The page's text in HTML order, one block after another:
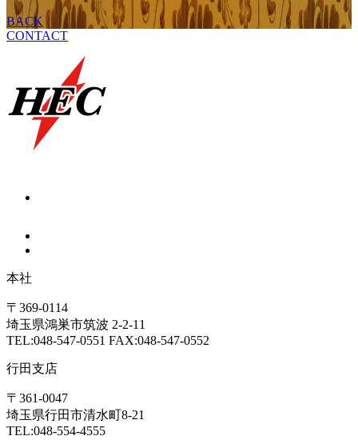
BACK
CONTACT
本社
〒369-0114
埼玉県鴻巣市筑波 2-2-11
TEL:048-547-0551 FAX:048-547-0552
行田支店
〒361-0047
埼玉県行田市清水町8-21
TEL:048-554-4555